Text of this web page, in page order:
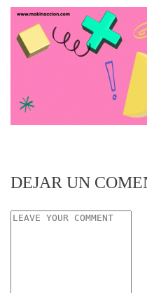
DEJAR UN